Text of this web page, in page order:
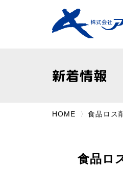
新着情報
HOME 食品ロス
食品ロ